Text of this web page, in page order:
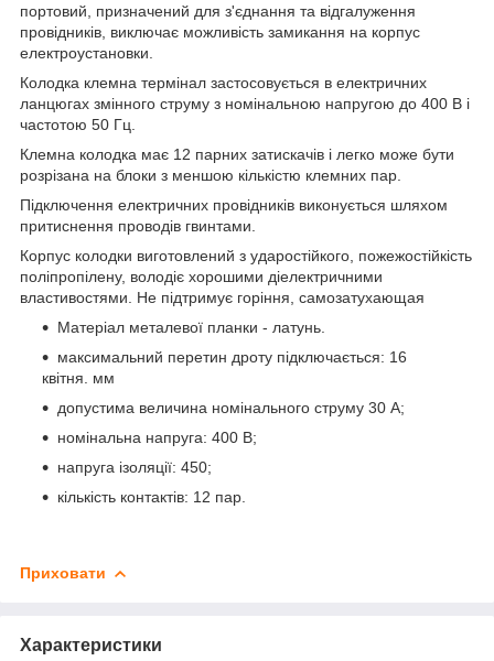
портовий, призначений для з'єднання та відгалуження
провідників, виключає можливість замикання на корпус
електроустановки.
Колодка клемна термінал застосовується в електричних
ланцюгах змінного струму з номінальною напругою до 400 В і
частотою 50 Гц.
Клемна колодка має 12 парних затискачів і легко може бути
розрізана на блоки з меншою кількістю клемних пар.
Підключення електричних провідників виконується шляхом
притиснення проводів гвинтами.
Корпус колодки виготовлений з ударостійкого, пожежостійкість
поліпропілену, володіє хорошими діелектричними
властивостями. Не підтримує горіння, самозатухающая
Матеріал металевої планки - латунь.
максимальний перетин дроту підключається: 16
квітня. мм
допустима величина номінального струму 30 А;
номінальна напруга: 400 В;
напруга ізоляції: 450;
кількість контактів: 12 пар.
Приховати
Характеристики